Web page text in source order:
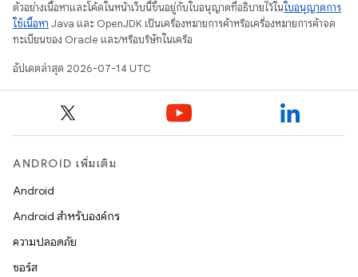
ตัวอย่างเนื้อหาและโค้ดในหน้าเว็บนี้ขึ้นอยู่กับใบอนุญาตที่อธิบายไว้ในใบอนุญาตการ
ใช้เนื้อหา Java และ OpenJDK เป็นเครื่องหมายการค้าหรือเครื่องหมายการค้าจด
ทะเบียนของ Oracle และ/หรือบริษัทในเครือ
อัปเดตล่าสุด 2026-07-14 UTC
ANDROID เพิ่มเติม
Android
Android สำหรับองค์กร
ความปลอดภัย
ซอร์ส